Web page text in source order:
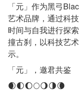
「元」作为黑弓
艺术品牌，通过科
时间与自我进行探
撞古刹，以科技艺
示。
「元」，邀君共鉴
🌒🌓🌔🌕🌖🌗🌘